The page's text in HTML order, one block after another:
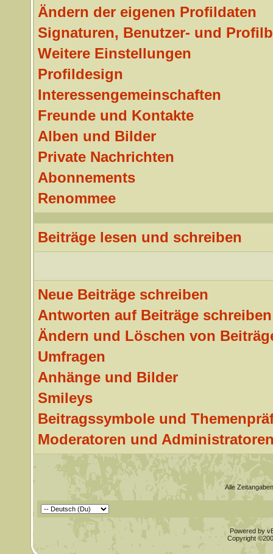
Ändern der eigenen Profildaten
Signaturen, Benutzer- und
Weitere Einstellungen
Profildesign
Interessengemeinschaften
Freunde und Kontakte
Alben und Bilder
Private Nachrichten
Abonnements
Renommee
Beiträge lesen und schreiben
Neue Beiträge schreiben
Antworten auf Beiträge schreiben
Ändern und Löschen von
Umfragen
Anhänge und Bilder
Smileys
Beitragssymbole und
Moderatoren und
Alle
Powered by
Copyright